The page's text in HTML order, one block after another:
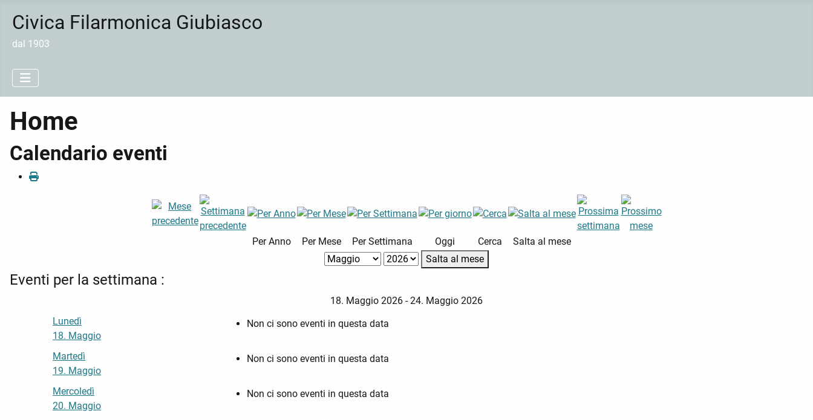
Civica Filarmonica Giubiasco
dal 1903
Home
Calendario eventi
Per Anno Per Mese Per Settimana Oggi Cerca
Salta al mese
Salta al mese
Eventi per la settimana :
18. Maggio 2026 - 24. Maggio 2026
Lunedì
18. Maggio
Non ci sono eventi in questa data
Martedì
19. Maggio
Non ci sono eventi in questa data
Mercoledì
20. Maggio
Non ci sono eventi in questa data